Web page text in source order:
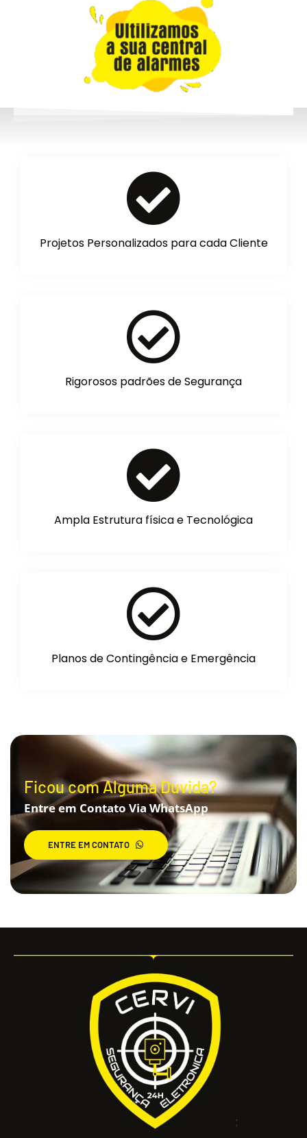
Projetos Personalizados para cada Cliente
Rigorosos padrões de Segurança
Ampla Estrutura física e Tecnológica
Planos de Contingência e Emergência
Ficou com Alguma Duvida?
Entre em Contato Via WhatsApp
ENTRE EM CONTATO